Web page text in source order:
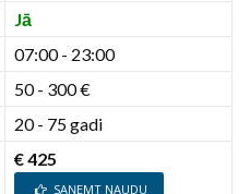
Jā
07:00 - 23:00
50 - 300 €
20 - 75 gadi
€ 425
SAŅEMT NAUDU